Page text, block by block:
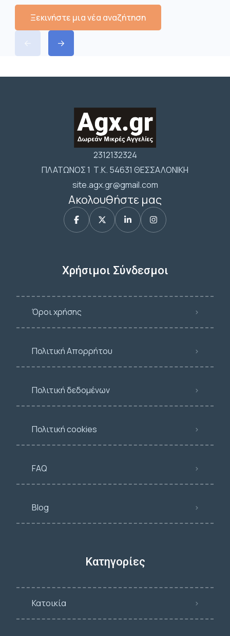
Ξεκινήστε μια νέα αναζήτηση
2312132324
ΠΛΑΤΩΝΟΣ 1 Τ.Κ. 54631 ΘΕΣΣΑΛΟΝΙΚΗ
site.agx.gr@gmail.com
Ακολουθήστε μας
Χρήσιμοι Σύνδεσμοι
Όροι χρήσης
Πολιτική Απορρήτου
Πολιτική δεδομένων
Πολιτική cookies
FAQ
Blog
Κατηγορίες
Κατοικία